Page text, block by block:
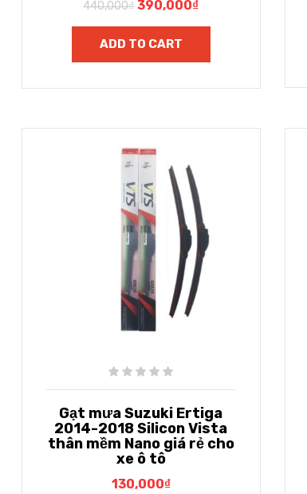
440,000₫ 390,000₫
ADD TO CART
Gạt mưa Suzuki Ertiga
2014-2018 Silicon Vista
thân mềm Nano giá rẻ cho
xe ô tô
130,000₫